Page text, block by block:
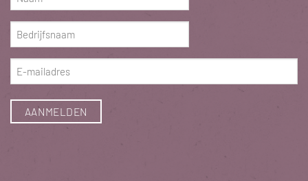
(Vereist)
Bedrijfsnaam
(Vereist)
E-
mailadres
(Vereist)